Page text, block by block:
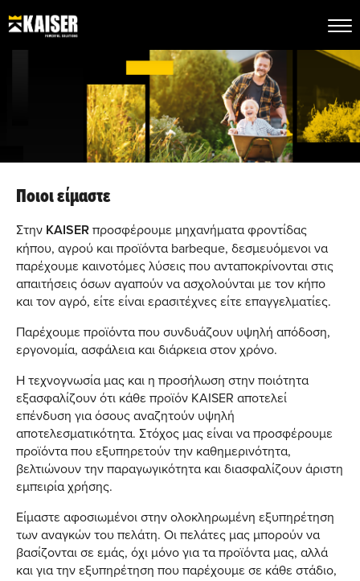
Ποιοι είμαστε
Στην KAISERπροσφέρουμε μηχανήματα φροντίδας
κήπου, αγρού και προϊόντα barbeque, δεσμευόμενοι να
παρέχουμε καινοτόμες λύσεις που ανταποκρίνονται στις
απαιτήσεις όσων αγαπούν να ασχολούνται με τον κήπο
και τον αγρό, είτε είναι ερασιτέχνες είτε επαγγελματίες.
Παρέχουμε προϊόντα που συνδυάζουν υψηλή απόδοση,
εργονομία, ασφάλεια και διάρκεια στον χρόνο.
Η τεχνογνωσία μας και η προσήλωση στην ποιότητα
εξασφαλίζουν ότι κάθε προϊόν KAISER αποτελεί
επένδυση για όσους αναζητούν υψηλή
αποτελεσματικότητα. Στόχος μας είναι να προσφέρουμε
προϊόντα που εξυπηρετούν την καθημερινότητα,
βελτιώνουν την παραγωγικότητα και διασφαλίζουν άριστη
εμπειρία χρήσης.
Είμαστε αφοσιωμένοι στην ολοκληρωμένη εξυπηρέτηση
των αναγκών του πελάτη. Οι πελάτες μας μπορούν να
βασίζονται σε εμάς, όχι μόνο για τα προϊόντα μας, αλλά
και για την εξυπηρέτηση που παρέχουμε σε κάθε στάδιο,